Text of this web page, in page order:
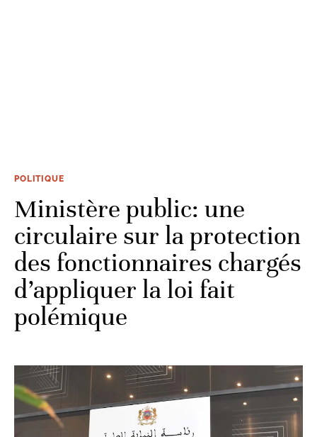
POLITIQUE
Ministère public: une
circulaire sur la protection
des fonctionnaires chargés
d’appliquer la loi fait
polémique